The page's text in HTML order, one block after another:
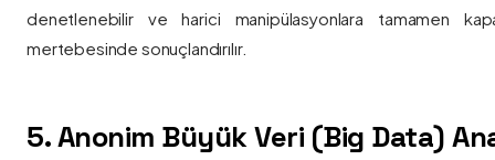
denetlenebilir ve harici manipülasyonlara tamamen
mertebesinde sonuçlandırılır.
5. Anonim Büyük Veri (Big Data)